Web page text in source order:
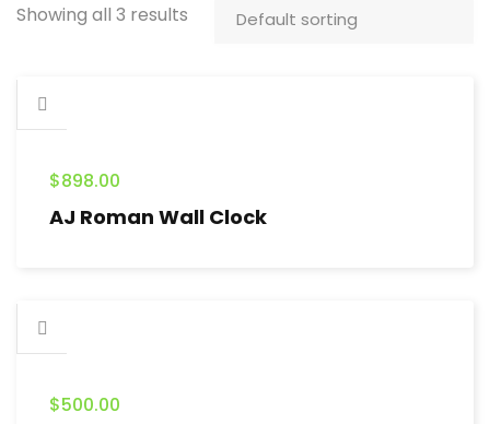
Showing all 3 results
$898.00
AJ Roman Wall Clock
$500.00